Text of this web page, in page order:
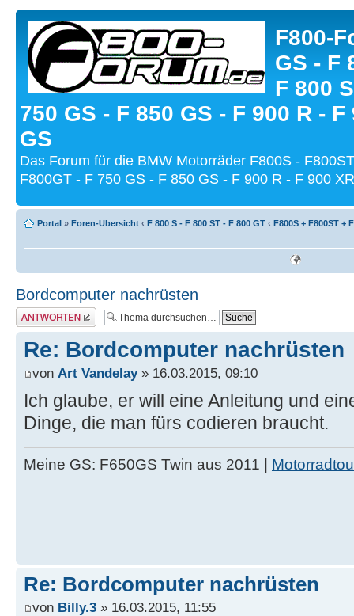
F800-
GS - F
F 800
750 GS - F 850 GS - F 900 R - F
GS
Das Forum für die BMW Motorräder F800S -
F800GT - F 750 GS - F 850 GS - F 900 R - F 900
Portal » Foren-Übersicht ‹ F 800 S - F 800 ST - F 800 GT ‹ F800S + F800ST +
Bordcomputer nachrüsten
Antwort schreiben
Re: Bordcomputer nachrüsten
von Art Vandelay» 16.03.2015, 09:10
Ich glaube, er will eine Anleitung und
Dinge, die man fürs codieren braucht.
Meine GS: F650GS Twin aus 2011 |
Re: Bordcomputer nachrüsten
von Billy.3 » 16.03.2015, 11:55